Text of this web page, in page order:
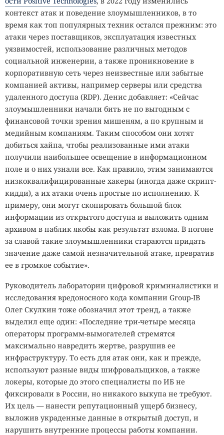
контекст атак и поведение злоумышленников, в то
время как топ популярных техник остался прежним: это
атаки через поставщиков, эксплуатация известных
уязвимостей, использование различных методов
социальной инженерии, а также проникновение в
корпоративную сеть через неизвестные или забытые
компанией активы, например серверы или средства
удаленного доступа (RDP). Денис добавляет: «Сейчас
злоумышленники начали бить не по выгодным с
финансовой точки зрения мишеням, а по крупным и
медийным компаниям. Таким способом они хотят
добиться хайпа, чтобы реализованные ими атаки
получили наибольшее освещение в информационном
поле и о них узнали все. Как правило, этим занимаются
низкоквалифицированные хакеры (иногда даже скрипт-
кидди), а их атаки очень простые по исполнению. К
примеру, они могут скопировать большой блок
информации из открытого доступа и выложить одним
архивом в паблик якобы как результат взлома. В погоне
за славой такие злоумышленники стараются придать
значение даже самой незначительной атаке, превратив
ее в громкое событие».
Руководитель лаборатории цифровой криминалистики и
исследования вредоносного кода компании Group-IB
Олег Скулкин тоже обозначил этот тренд, а также
выделил еще один: «Последние три-четыре месяца
операторы программ-вымогателей стремятся
максимально навредить жертве, разрушив ее
инфраструктуру. То есть для атак они, как и прежде,
используют разные виды шифровальщиков, а также
локеры, которые до этого специалисты по ИБ не
фиксировали в России, но никакого выкупа не требуют.
Их цель — нанести репутационный ущерб бизнесу,
выложив украденные данные в открытый доступ, и
нарушить внутренние процессы работы компании.